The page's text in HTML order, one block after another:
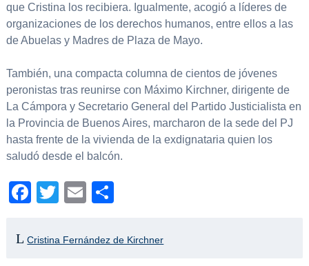
que Cristina los recibiera. Igualmente, acogió a líderes de
organizaciones de los derechos humanos, entre ellos a las
de Abuelas y Madres de Plaza de Mayo.
También, una compacta columna de cientos de jóvenes
peronistas tras reunirse con Máximo Kirchner, dirigente de
La Cámpora y Secretario General del Partido Justicialista en
la Provincia de Buenos Aires, marcharon de la sede del PJ
hasta frente de la vivienda de la exdignataria quien los
saludó desde el balcón.
Facebook
TwitterEmail
Cristina Fernández de Kirchner